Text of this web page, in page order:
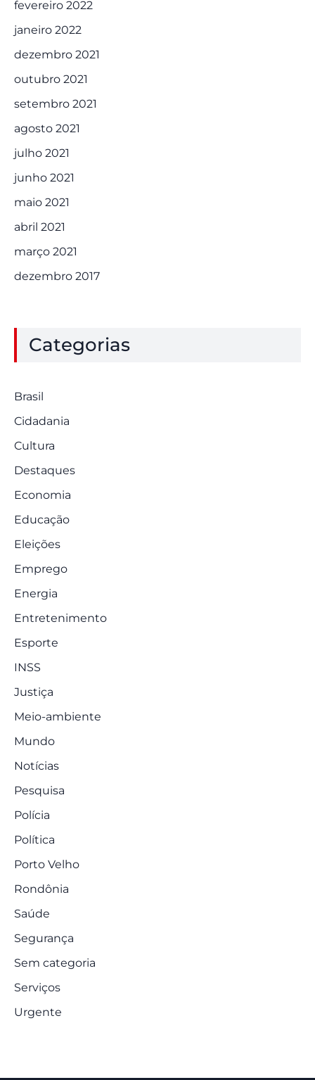
fevereiro 2022
janeiro 2022
dezembro 2021
outubro 2021
setembro 2021
agosto 2021
julho 2021
junho 2021
maio 2021
abril 2021
março 2021
dezembro 2017
Categorias
Brasil
Cidadania
Cultura
Destaques
Economia
Educação
Eleições
Emprego
Energia
Entretenimento
Esporte
INSS
Justiça
Meio-ambiente
Mundo
Notícias
Pesquisa
Polícia
Política
Porto Velho
Rondônia
Saúde
Segurança
Sem categoria
Serviços
Urgente